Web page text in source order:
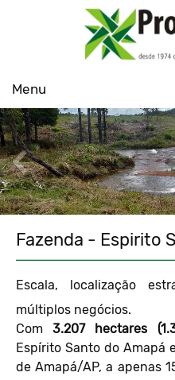
Menu
Fazenda - Espirito
Escala, localização
múltiplos negócios.
Com 3.207 hectares
Espírito Santo do Amapá
de Amapá/AP, a apenas